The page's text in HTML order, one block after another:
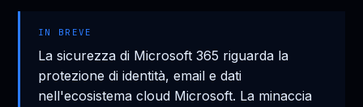
IN BREVE
La sicurezza di Microsoft 365 riguarda la
protezione di identità, email e dati
nell'ecosistema cloud Microsoft. La minaccia